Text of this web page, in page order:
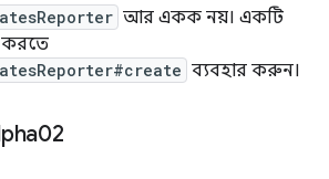
আর একক নয়। একটি
করতে
ব্যবহার করুন।